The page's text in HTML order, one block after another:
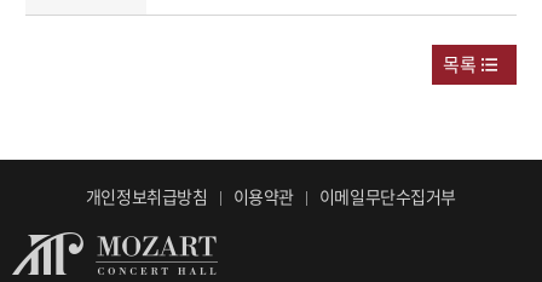
목록
개인정보취급방침 이용약관 이메일무단수집거부